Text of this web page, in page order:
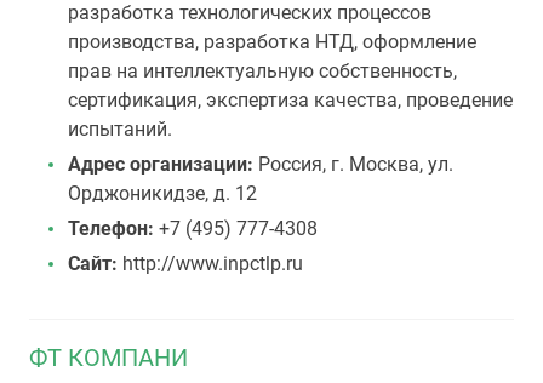
разработка технологических процессов
производства, разработка НТД, оформление
прав на интеллектуальную собственность,
сертификация, экспертиза качества, проведение
испытаний.
Адрес организации: Россия, г. Москва, ул.
Орджоникидзе, д. 12
Телефон: +7 (495) 777-4308
Сайт: http://www.inpctlp.ru
ФТ КОМПАНИ